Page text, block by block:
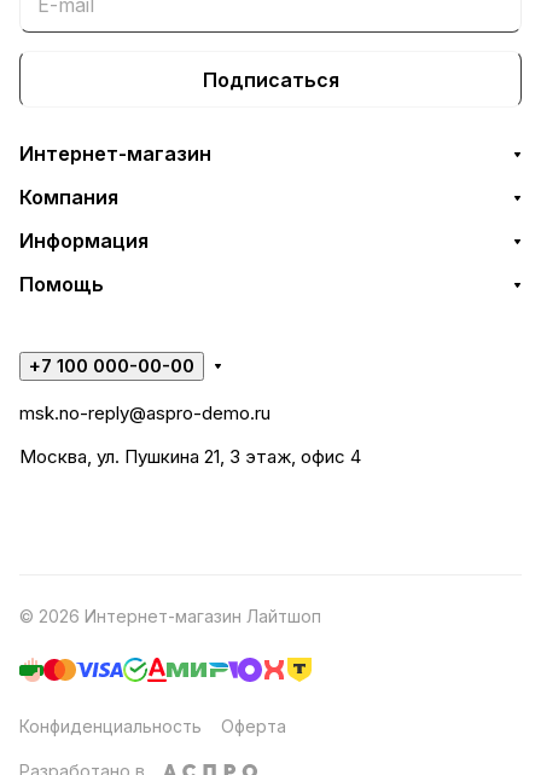
Подписаться
Интернет-магазин
Компания
Информация
Помощь
+7 100 000-00-00
msk.no-reply@aspro-demo.ru
Москва, ул. Пушкина 21, 3 этаж, офис 4
© 2026 Интернет-магазин Лайтшоп
Конфиденциальность Оферта
Разработано в